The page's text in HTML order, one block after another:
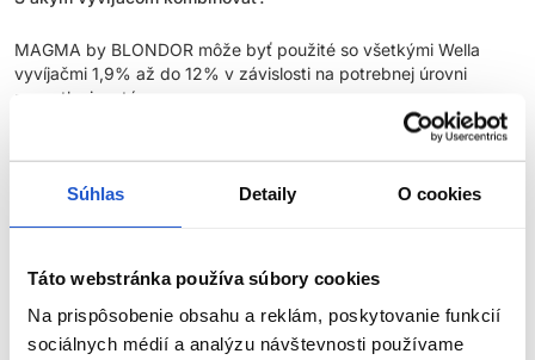
Súhlas Detaily O cookies
Táto webstránka používa súbory cookies
Na prispôsobenie obsahu a reklám, poskytovanie funkcií
sociálnych médií a analýzu návštevnosti používame
MAGMA by BLONDOR môže byť použité so všetkými Wella
vyvíjačmi 1,9% až do 12% v závislosti na potrebnej úrovni
zosvetlenia a tónu:
- Až 6 úrovní
Welloxon Perfect / Freelights Developer 9%
- Až 5 úrovní
COLOR TOUCH Emulzia 1,9%- Až 2 úrovne
Miešací pomer: